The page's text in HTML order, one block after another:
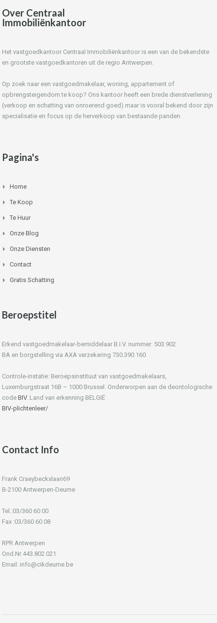
Over Centraal
Immobiliënkantoor
Het vastgoedkantoor Centraal Immobiliënkantoor is een van de bekendste
en grootste vastgoedkantoren uit de regio Antwerpen.
Op zoek naar een vastgoedmakelaar, woning, appartement of
opbrengsteigendom te koop? Ons kantoor heeft een brede dienstverlening
(verkoop en schatting van onroerend goed) maar is vooral bekend door zijn
specialisatie en focus op de herverkoop van bestaande panden.
Pagina's
Home
Te Koop
Te Huur
Onze Blog
Onze Diensten
Contact
Gratis Schatting
Beroepstitel
Erkend vastgoedmakelaar-bemiddelaar B.I.V. nummer: 503.902
BA en borgstelling via AXA verzekering 730.390.160
Controle-instatie: Beroepsinstituut van vastgoedmakelaars,
Luxemburgstraat 16B – 1000 Brussel. Onderworpen aan de deontologische
code BIV. Land van erkenning BELGIË
BIV-plichtenleer/
Contact Info
Frank Craeybeckxlaan69
B-2100 Antwerpen-Deurne
Tel.:03/360 60 00
Fax :03/360 60 08
RPR Antwerpen
Ond.Nr 443.802.021
Email: info@cikdeurne.be